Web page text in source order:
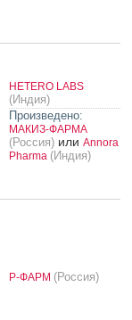
HETERO LABS
(Индия)
Произведено:
МАКИЗ-ФАРМА
(Россия) или Annora
Pharma (Индия)
Р-ФАРМ (Россия)